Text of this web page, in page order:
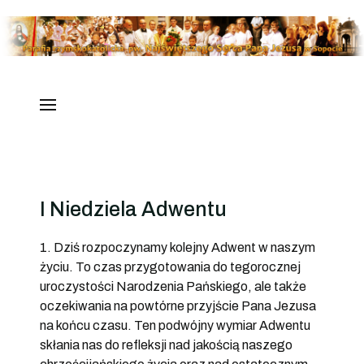
I Niedziela Adwentu
1. Dziś rozpoczynamy kolejny Adwent w naszym
życiu. To czas przygotowania do tegorocznej
uroczystości Narodzenia Pańskiego, ale także
oczekiwania na powtórne przyjście Pana Jezusa
na końcu czasu. Ten podwójny wymiar Adwentu
skłania nas do refleksji nad jakością naszego